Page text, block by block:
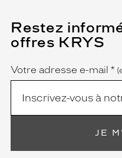
Restez
offres KRYS
Name
Votre adresse e-mail *
(Ce
champ
est
obligatoire)
JE